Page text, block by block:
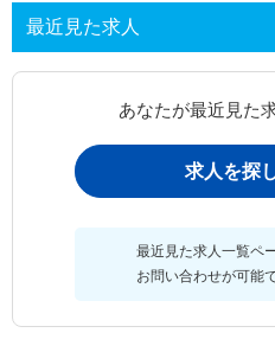
最近見た求人
あなたが最近見た
求人を探
最近見た求人一覧ペ
お問い合わせが可能で